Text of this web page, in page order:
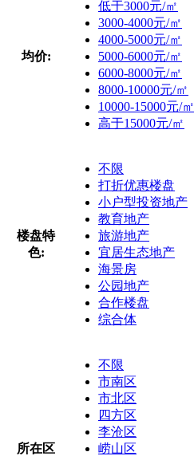
均价:
低于3000元/㎡
3000-4000元/㎡
4000-5000元/㎡
5000-6000元/㎡
6000-8000元/㎡
8000-10000元/㎡
10000-15000元/㎡
高于15000元/㎡
楼盘特
色:
不限
打折优惠楼盘
小户型投资地产
教育地产
旅游地产
宜居生态地产
海景房
公园地产
合作楼盘
综合体
所在区
不限
市南区
市北区
四方区
李沧区
崂山区